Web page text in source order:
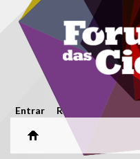
Passar para o conteúdo
Menu secundário
Entrar Registar